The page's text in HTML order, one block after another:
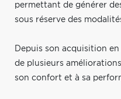
permettant de générer
sous réserve des
Depuis son acquisition
de plusieurs
son confort et à sa